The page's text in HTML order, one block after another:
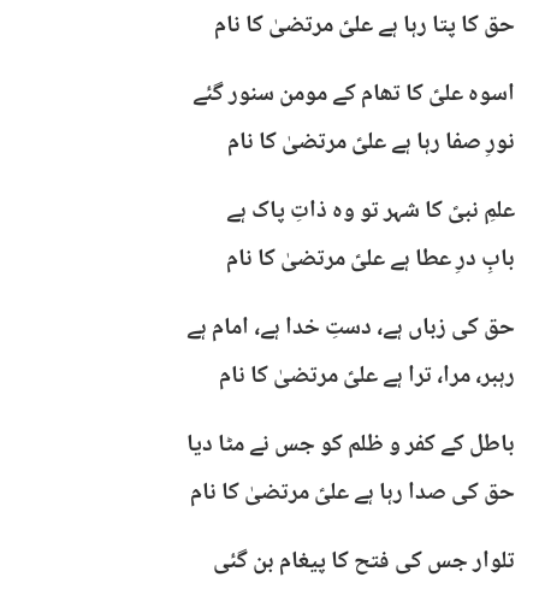
حق کا پتا رہا ہے علیؑ مرتضیٰ کا نام
اسوہ علیؑ کا تھام کے مومن سنور گئے
نورِ صفا رہا ہے علیؑ مرتضیٰ کا نام
علمِ نبیؐ کا شہر تو وہ ذاتِ پاک ہے
بابِ درِ عطا ہے علیؑ مرتضیٰ کا نام
حق کی زباں ہے، دستِ خدا ہے، امام ہے
رہبر، مرا، ترا ہے علیؑ مرتضیٰ کا نام
باطل کے کفر و ظلم کو جس نے مٹا دیا
حق کی صدا رہا ہے علیؑ مرتضیٰ کا نام
تلوار جس کی فتح کا پیغام بن گئی